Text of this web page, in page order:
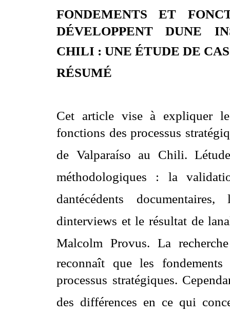
FONDEMENTS ET
DÉVELOPPENT DUNE
CHILI : UNE ÉTUDE DE CAS
RÉSUMÉ
Cet article vise à expliquer
fonctions des processus
de Valparaíso au Chili.
méthodologiques : la
dantécédents
dinterviews et le résultat de
Malcolm Provus. La
reconnaît que les
processus stratégiques.
des différences en ce qui